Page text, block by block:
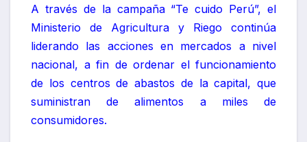
A través de la campaña “Te cuido Perú”, el
Ministerio de Agricultura y Riego continúa
liderando las acciones en mercados a nivel
nacional, a fin de ordenar el funcionamiento
de los centros de abastos de la capital, que
suministran de alimentos a miles de
consumidores.